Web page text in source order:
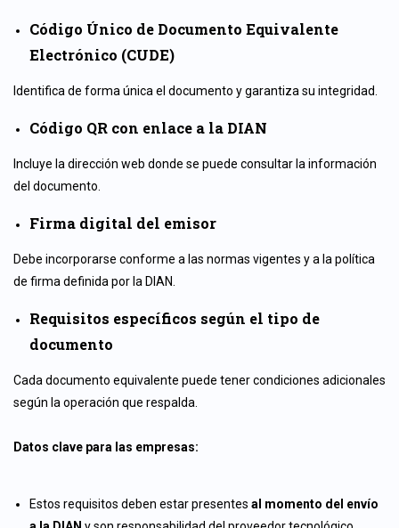
Código Único de Documento Equivalente
Electrónico (CUDE)
Identifica de forma única el documento y garantiza su integridad.
Código QR con enlace a la DIAN
Incluye la dirección web donde se puede consultar la información
del documento.
Firma digital del emisor
Debe incorporarse conforme a las normas vigentes y a la política
de firma definida por la DIAN.
Requisitos específicos según el tipo de
documento
Cada documento equivalente puede tener condiciones adicionales
según la operación que respalda.
Datos clave para las empresas:
Estos requisitos deben estar presentes al momento del envío